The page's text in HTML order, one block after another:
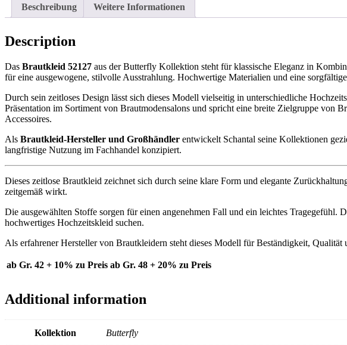
Beschreibung Weitere Informationen
Description
Das Brautkleid 52127 aus der Butterfly Kollektion steht für klassische Eleganz in
für eine ausgewogene, stilvolle Ausstrahlung. Hochwertige Materialien und eine
Durch sein zeitloses Design lässt sich dieses Modell vielseitig in unterschiedliche
Präsentation im Sortiment von Brautmodensalons und spricht eine breite Zielgruppe
Accessoires.
Als Brautkleid-Hersteller und Großhändler entwickelt Schantal seine Kollektionen
langfristige Nutzung im Fachhandel konzipiert.
Dieses zeitlose Brautkleid zeichnet sich durch seine klare Form und elegante
zeitgemäß wirkt.
Die ausgewählten Stoffe sorgen für einen angenehmen Fall und ein leichtes Tragegefühl.
hochwertiges Hochzeitskleid suchen.
Als erfahrener Hersteller von Brautkleidern steht dieses Modell für Beständigkeit,
ab Gr. 42 + 10% zu Preis ab Gr. 48 + 20% zu Preis
Additional information
Kollektion Butterfly